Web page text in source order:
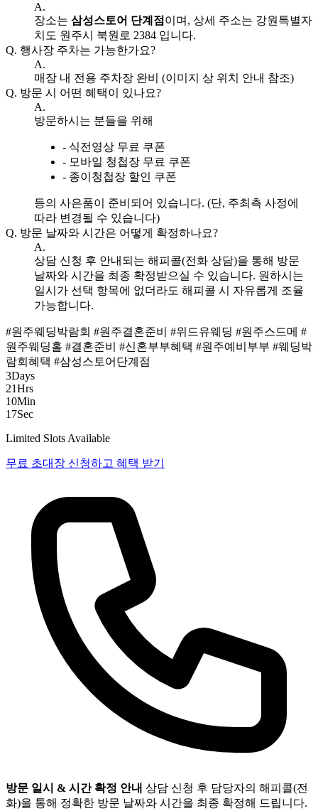
A.
장소는 삼성스토어 단계점 이며, 상세 주소는 강원특별자
치도 원주시 북원로 2384 입니다.
Q. 행사장 주차는 가능한가요?
A.
매장 내 전용 주차장 완비 (이미지 상 위치 안내 참조)
Q. 방문 시 어떤 혜택이 있나요?
A.
방문하시는 분들을 위해
- 식전영상 무료 쿠폰
- 모바일 청첩장 무료 쿠폰
- 종이청첩장 할인 쿠폰
등의 사은품이 준비되어 있습니다. (단, 주최측 사정에
따라 변경될 수 있습니다)
Q. 방문 날짜와 시간은 어떻게 확정하나요?
A.
상담 신청 후 안내되는 해피콜(전화 상담)을 통해 방문
날짜와 시간을 최종 확정받으실 수 있습니다. 원하시는
일시가 선택 항목에 없더라도 해피콜 시 자유롭게 조율
가능합니다.
#원주웨딩박람회 #원주결혼준비 #위드유웨딩 #원주스드메 #
원주웨딩홀 #결혼준비 #신혼부부혜택 #원주예비부부 #웨딩박
람회혜택 #삼성스토어단계점
3Days
21Hrs
10Min
16Sec
Limited Slots Available
무료 초대장 신청하고 혜택 받기
방문 일시 & 시간 확정 안내 상담 신청 후 담당자의 해피콜(전
화)을 통해 정확한 방문 날짜와 시간을 최종 확정해 드립니다.